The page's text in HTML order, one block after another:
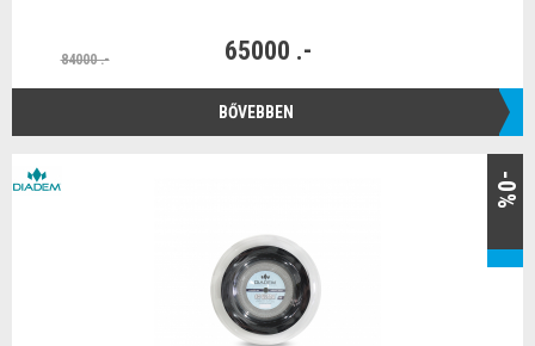
84000 .- 65000 .-
BŐVEBBEN
-0%